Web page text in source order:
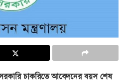
চাকরিতে আবেদনের বয়স শেষ